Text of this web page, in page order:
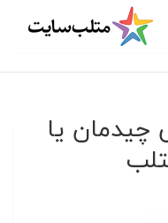
چیدمان یا